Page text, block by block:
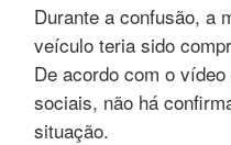
Durante a confusão, a
veículo teria sido
De acordo com o
sociais, não há
situação.